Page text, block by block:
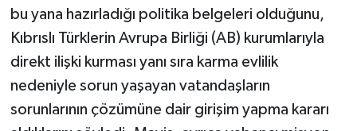
bu yana hazırladığı politika belgeleri olduğunu,
Kıbrıslı Türklerin Avrupa Birliği (AB) kurumlarıyla
direkt ilişki kurması yanı sıra karma evlilik
nedeniyle sorun yaşayan vatandaşların
sorunlarının çözümüne dair girişim yapma kararı